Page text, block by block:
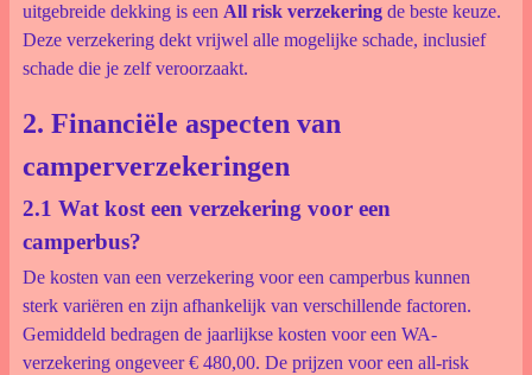
uitgebreide dekking is een All risk verzekeringde beste keuze.
Deze verzekering dekt vrijwel alle mogelijke schade, inclusief
schade die je zelf veroorzaakt.
2. Financiële aspecten van
camperverzekeringen
2.1 Wat kost een verzekering voor een
camperbus?
De kosten van een verzekering voor een camperbus kunnen
sterk variëren en zijn afhankelijk van verschillende factoren.
Gemiddeld bedragen de jaarlijkse kosten voor een WA-
verzekering ongeveer € 480,00. De prijzen voor een all-risk